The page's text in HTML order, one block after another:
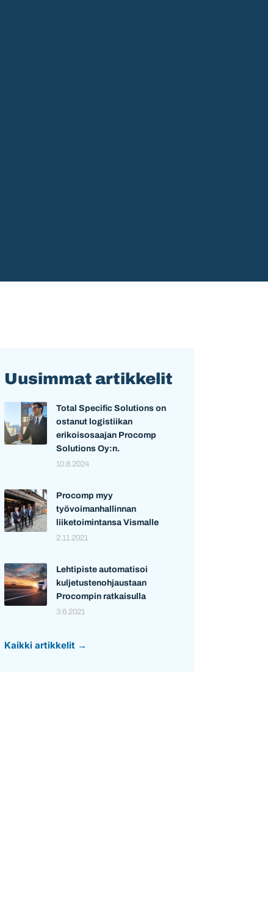
Uusimmat artikkelit
Total Specific Solutions on
ostanut logistiikan
erikoisosaajan Procomp
Solutions Oy:n.
10.8.2024
Procomp myy
työvoimanhallinnan
liiketoimintansa Vismalle
2.11.2021
Lehtipiste automatisoi
kuljetustenohjaustaan
Procompin ratkaisulla
3.6.2021
Kaikki artikkelit →